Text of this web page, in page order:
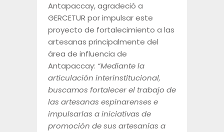
Antapaccay, agradeció a
GERCETUR por impulsar este
proyecto de fortalecimiento a las
artesanas principalmente del
área de influencia de
Antapaccay: “Mediante la
articulación interinstitucional,
buscamos fortalecer el trabajo de
las artesanas espinarenses e
impulsarlas a iniciativas de
promoción de sus artesanías a